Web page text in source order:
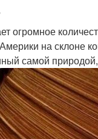
огромное
на склоне
самой